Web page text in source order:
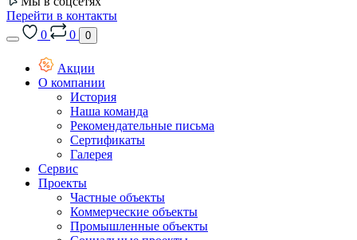
Перейти в контакты
0
0 0
Акции
О компании
История
Наша команда
Рекомендательные письма
Сертификаты
Галерея
Сервис
Проекты
Частные объекты
Коммерческие объекты
Промышленные объекты